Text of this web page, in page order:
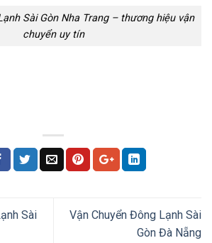
Sài Gòn Nha Trang – thương hiệu vận
chuyển uy tín
Sài
Vận Chuyển Đông Lạnh Sài
Gòn Đà Nẵng